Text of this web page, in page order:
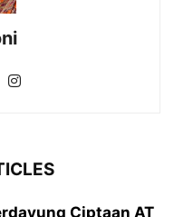
Ciptaan AT